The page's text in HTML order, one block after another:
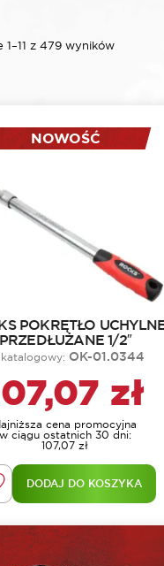
z 479 wyników
NOWOŚĆ
POKRĘTŁO
PRZEDŁUŻANE 1/2″
OK-01.0344
zł
cena promocyjna
w ciągu ostatnich 30 dni:
107,07zł
DODAJ DO KOSZYKA